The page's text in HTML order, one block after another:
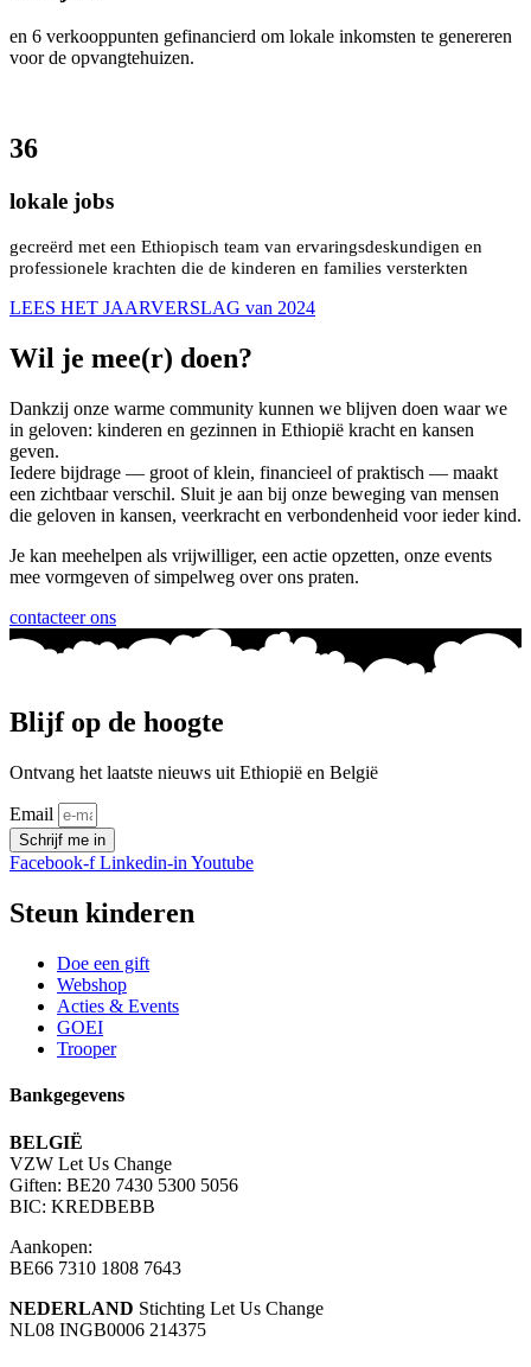
en 6 verkooppunten gefinancierd om lokale inkomsten te genereren
voor de opvangtehuizen.
36
lokale jobs
gecreërd met een Ethiopisch team van ervaringsdeskundigen en
professionele krachten die de kinderen en families versterkten
LEES HET JAARVERSLAG van 2024
Wil je mee(r) doen?
Dankzij onze warme community kunnen we blijven doen waar we
in geloven: kinderen en gezinnen in Ethiopië kracht en kansen
geven.
Iedere bijdrage — groot of klein, financieel of praktisch — maakt
een zichtbaar verschil. Sluit je aan bij onze beweging van mensen
die geloven in kansen, veerkracht en verbondenheid voor ieder kind.
Je kan meehelpen als vrijwilliger, een actie opzetten, onze events
mee vormgeven of simpelweg over ons praten.
contacteer ons
Blijf op de hoogte
Ontvang het laatste nieuws uit Ethiopië en België
Email
Schrijf me in
Facebook-f Linkedin-in Youtube
Steun kinderen
Doe een gift
Webshop
Acties & Events
GOEI
Trooper
Bankgegevens
BELGIË
VZW Let Us Change
Giften: BE20 7430 5300 5056
BIC: KREDBEBB
Aankopen:
BE66 7310 1808 7643
NEDERLAND Stichting Let Us Change
NL08 INGB0006 214375